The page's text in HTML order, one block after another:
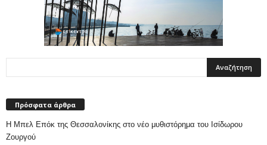
Πρόσφατα άρθρα
Η Μπελ Επόκ της Θεσσαλονίκης στο νέο μυθιστόρημα του Ισίδωρου
Ζουργού